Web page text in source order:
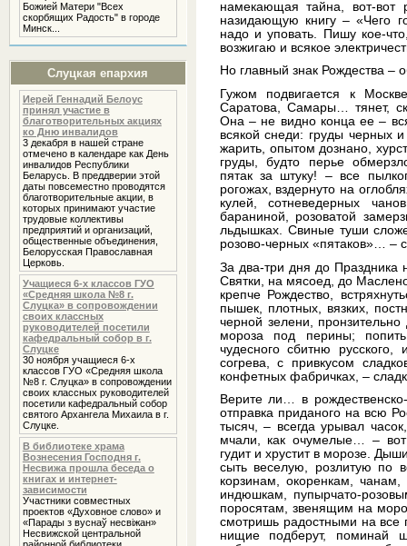
Божией Матери "Всех
скорбящих Радость" в городе
Минск...
Слуцкая епархия
Иерей Геннадий Белоус
принял участие в
благотворительных акциях
ко Дню инвалидов
3 декабря в нашей стране
отмечено в календаре как День
инвалидов Республики
Беларусь. В преддверии этой
даты повсеместно проводятся
благотворительные акции, в
которых принимают участие
трудовые коллективы
предприятий и организаций,
общественные объединения,
Белорусская Православная
Церковь.
Учащиеся 6-х классов ГУО
«Средняя школа №8 г.
Слуцка» в сопровождении
своих классных
руководителей посетили
кафедральный собор в г.
Слуцке
30 ноября учащиеся 6-х
классов ГУО «Средняя школа
№8 г. Слуцка» в сопровождении
своих классных руководителей
посетили кафедральный собор
святого Архангела Михаила в г.
Слуцке.
В библиотеке храма
Вознесения Господня г.
Несвижа прошла беседа о
книгах и интернет-
зависимости
Участники совместных
проектов «Духовное слово» и
«Парады з вуснаў несвіжан»
Несвижской центральной
намекающая тайна, вот-вот
назидающую книгу – «Чего
надо и уповать. Пишу кое-
возжигаю и всякое
Но главный знак Рождества –
Гужом подвигается к
Саратова, Самары… тянет,
Она – не видно конца ее –
всякой снеди: груды черных
жарить, опытом дознано,
груды, будто перье
пятак за штуку! – все
рогожах, вздернуто на
кулей, сотневедерных
бараниной, розоватой
льдышках. Свиные туши
розово-черных «пятаков»… –
За два-три дня до Праздника
Святки, на мясоед, до
крепче Рождество,
пышек, плотных, вязких,
черной зелени,
мороза под перины;
чудесного сбитню
согрева, с привкусом
конфетных фабричках, –
Верите ли… в
отправка приданого на всю
тысяч, – всегда урывал
мчали, как очумелые… –
гудит и хрустит в морозе.
сыть веселую, розлитую по
корзинам, окоренкам,
индюшкам, пупырчато-
поросятам, звенящим на
смотришь радостными на все
нищие подберут, поминай